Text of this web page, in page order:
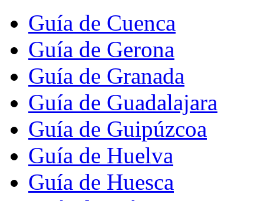
Guía de Cuenca
Guía de Gerona
Guía de Granada
Guía de Guadalajara
Guía de Guipúzcoa
Guía de Huelva
Guía de Huesca